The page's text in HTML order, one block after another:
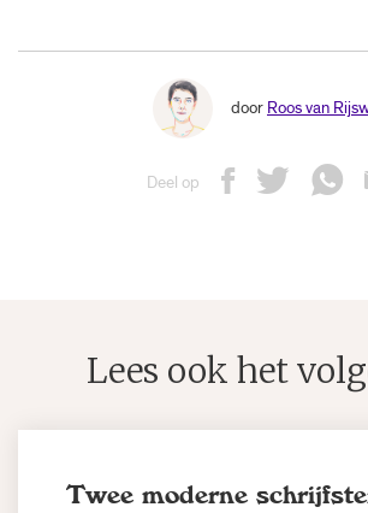
door Roos van
Deel op
Lees ook het
Twee moderne